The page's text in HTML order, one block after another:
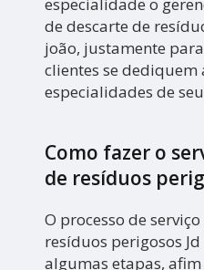
de descarte de
joão, justamente
clientes se dediquem
especialidades de
Como fazer o
de resíduos
O processo de
resíduos perigosos
algumas etapas,